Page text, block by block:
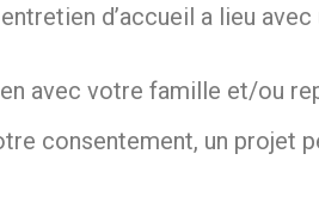
d’accueil a lieu
avec votre famille et/ou
consentement, un projet